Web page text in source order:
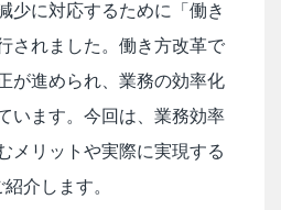
少に対応するために「働き
されました。働き方改革で
が進められ、業務の効率化
います。今回は、業務効率
メリットや実際に実現する
介します。